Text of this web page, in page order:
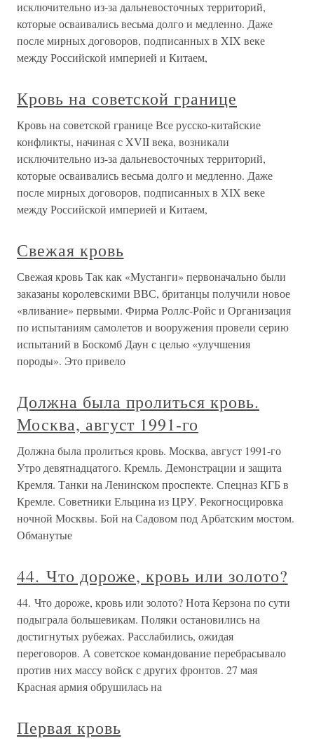
исключительно из-за дальневосточных территорий,
которые осваивались весьма долго и медленно. Даже
после мирных договоров, подписанных в XIX веке
между Российской империей и Китаем,
Кровь на советской границе
Кровь на советской границе Все русско-китайские
конфликты, начиная с XVII века, возникали
исключительно из-за дальневосточных территорий,
которые осваивались весьма долго и медленно. Даже
после мирных договоров, подписанных в XIX веке
между Российской империей и Китаем,
Свежая кровь
Свежая кровь Так как «Мустанги» первоначально были
заказаны королевскими ВВС, британцы получили новое
«вливание» первыми. Фирма Роллс-Ройс и Организация
по испытаниям самолетов и вооружения провели серию
испытаний в Боскомб Даун с целью «улучшения
породы». Это привело
Должна была пролиться кровь.
Москва, август 1991-го
Должна была пролиться кровь. Москва, август 1991-го
Утро девятнадцатого. Кремль. Демонстрации и защита
Кремля. Танки на Ленинском проспекте. Спецназ КГБ в
Кремле. Советники Ельцина из ЦРУ. Рекогносцировка
ночной Москвы. Бой на Садовом под Арбатским мостом.
Обманутые
44. Что дороже, кровь или золото?
44. Что дороже, кровь или золото? Нота Керзона по сути
подыграла большевикам. Поляки остановились на
достигнутых рубежах. Расслабились, ожидая
переговоров. А советское командование перебрасывало
против них массу войск с других фронтов. 27 мая
Красная армия обрушилась на
Первая кровь